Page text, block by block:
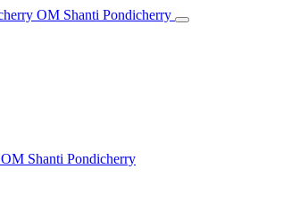
OM Shanti Pondicherry
OM Shanti Pondicherry